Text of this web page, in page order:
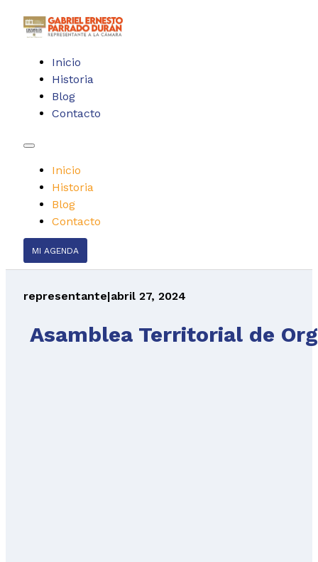
Inicio
Historia
Blog
Contacto
Inicio
Historia
Blog
Contacto
MI AGENDA
representante|abril 27, 2024
Asamblea Territorial de